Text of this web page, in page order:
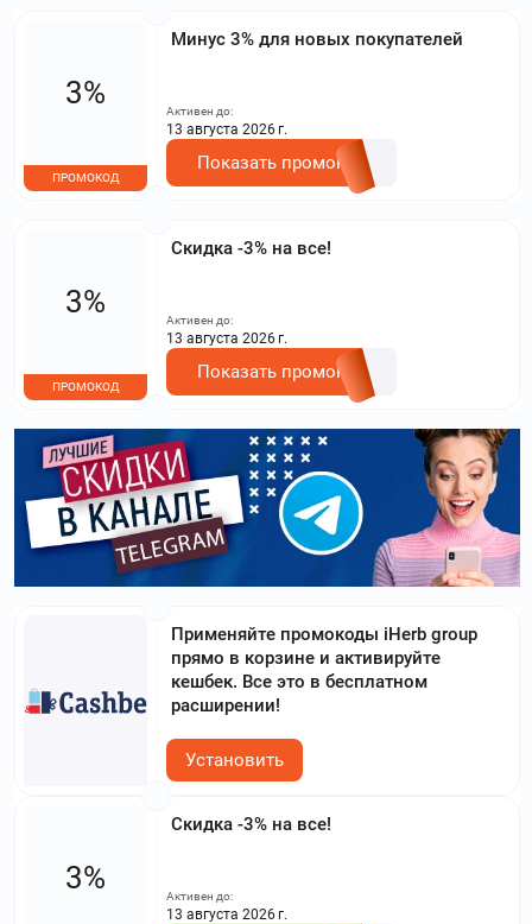
Минус 3% для новых покупателей
3%
ПРОМОКОД
Активен до:
13 августа 2026 г.
Показать промокод
Скидка -3% на все!
3%
ПРОМОКОД
Активен до:
13 августа 2026 г.
Показать промокод
Применяйте промокоды iHerb group
прямо в корзине и активируйте
кешбек. Все это в бесплатном
расширении!
Установить
Скидка -3% на все!
3%
Активен до:
13 августа 2026 г.